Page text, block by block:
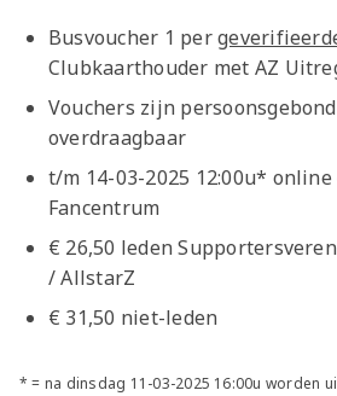
Busvoucher 1 per
Clubkaarthouder met AZ
Vouchers zijn
overdraagbaar
t/m 14-03-2025 12:00u*
Fancentrum
€ 26,50 leden
/ AllstarZ
€ 31,50 niet-leden
* = na dinsdag 11-03-2025 16:00u worden